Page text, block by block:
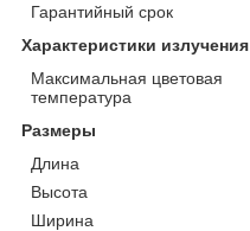
Гарантийный срок
Характеристики излучения
Максимальная цветовая
температура
Размеры
Длина
Высота
Ширина